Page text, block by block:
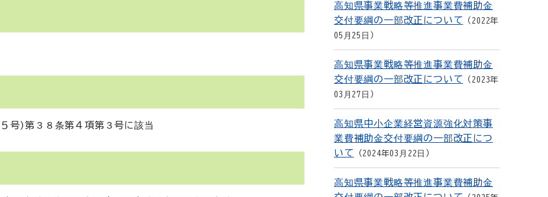
号)第３８条第４項第３号に該当
高知県事業戦略等推進事業費補助金
交付要綱の一部改正について
2022年
05月25日
高知県事業戦略等推進事業費補助金
交付要綱の一部改正について
2023年
03月27日
高知県中小企業経営資源強化対策事
業費補助金交付要綱の一部改正につ
いて
2024年03月22日
高知県事業戦略等推進事業費補助金